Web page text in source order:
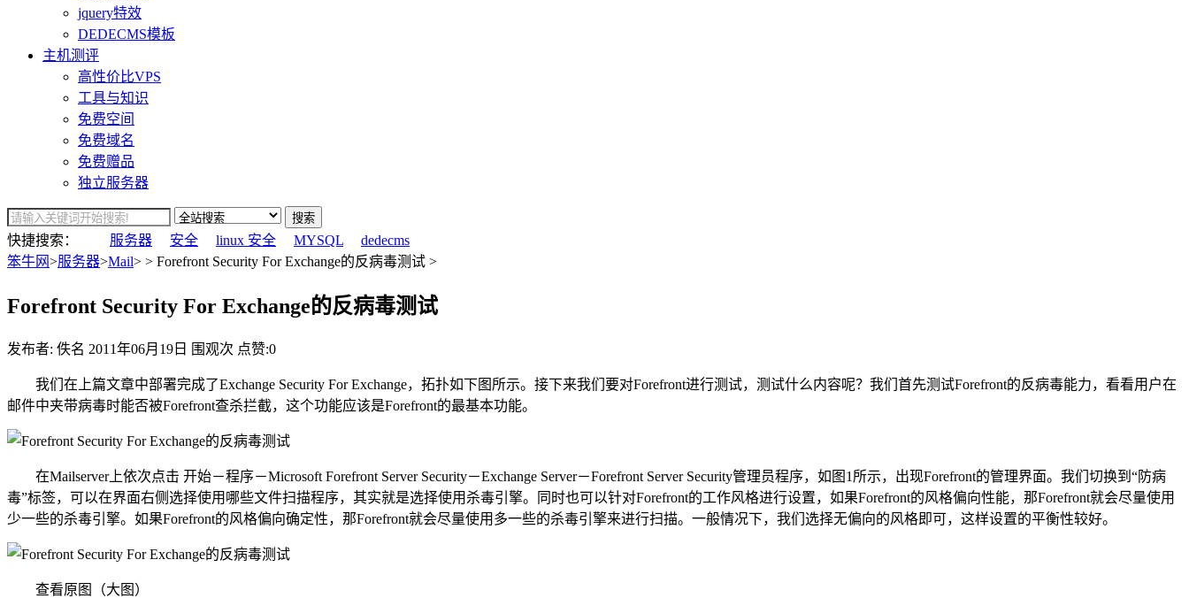
jquery特效
DEDECMS模板
主机测评
高性价比VPS
工具与知识
免费空间
免费域名
免费赠品
独立服务器
搜索
快捷搜索： 服务器 安全 linux 安全 MYSQL
dedecms
笨牛网>服务器>Mail> > Forefront Security For Exchange的反病毒测试 >
Forefront Security For Exchange的反病毒测试
发布者: 佚名 2011年06月19日 围观次 点赞:0
我们在上篇文章中部署完成了Exchange Security For Exchange，拓扑如下图所示。接下来我们要对Forefront进行测试，测试什么内容呢？我们首先测试Forefront的反病毒能力，看看用户在
邮件中夹带病毒时能否被Forefront查杀拦截，这个功能应该是Forefront的最基本功能。
在Mailserver上依次点击 开始－程序－Microsoft Forefront Server Security－Exchange Server－Forefront Server Security管理员程序，如图1所示，出现Forefront的管理界面。我们切换到“防病
毒”标签，可以在界面右侧选择使用哪些文件扫描程序，其实就是选择使用杀毒引擎。同时也可以针对Forefront的工作风格进行设置，如果Forefront的风格偏向性能，那Forefront就会尽量使用
少一些的杀毒引擎。如果Forefront的风格偏向确定性，那Forefront就会尽量使用多一些的杀毒引擎来进行扫描。一般情况下，我们选择无偏向的风格即可，这样设置的平衡性较好。
查看原图（大图）